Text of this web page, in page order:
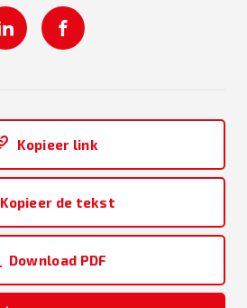
Kopieer link
Kopieer de tekst
Download PDF